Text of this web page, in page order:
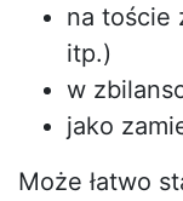
na toście
itp.)
w
jako
Może łatwo